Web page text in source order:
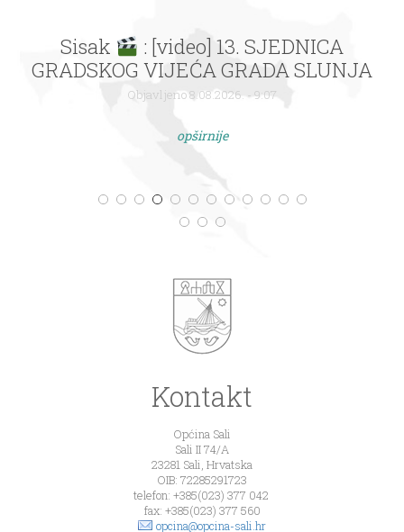
Sisak
: [video] 13. SJEDNICA
GRADSKOG VIJEĆA GRADA SLUNJA
Objavljeno 8.08.2026. - 9:07
opširnije
Kontakt
Općina Sali
Sali II 74/A
23281 Sali, Hrvatska
OIB: 72285291723
telefon: +385(023) 377 042
fax: +385(023) 377 560
opcina@opcina-sali.hr